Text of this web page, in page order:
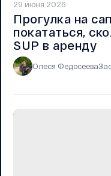
29 июня 2026
Прогулка на
покататься,
SUP в аренду
Олеся Федосеева